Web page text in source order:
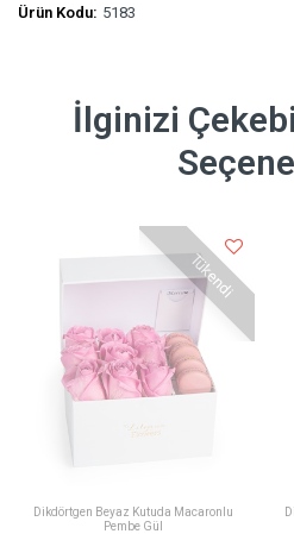
Ürün Kodu: 5183
İlginizi
Tükendi
Dikdörtgen Beyaz Kutuda Macaronlu
Pembe Gül